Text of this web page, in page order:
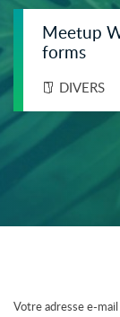
Meetup
forms
DIVERS
Votre adresse e-